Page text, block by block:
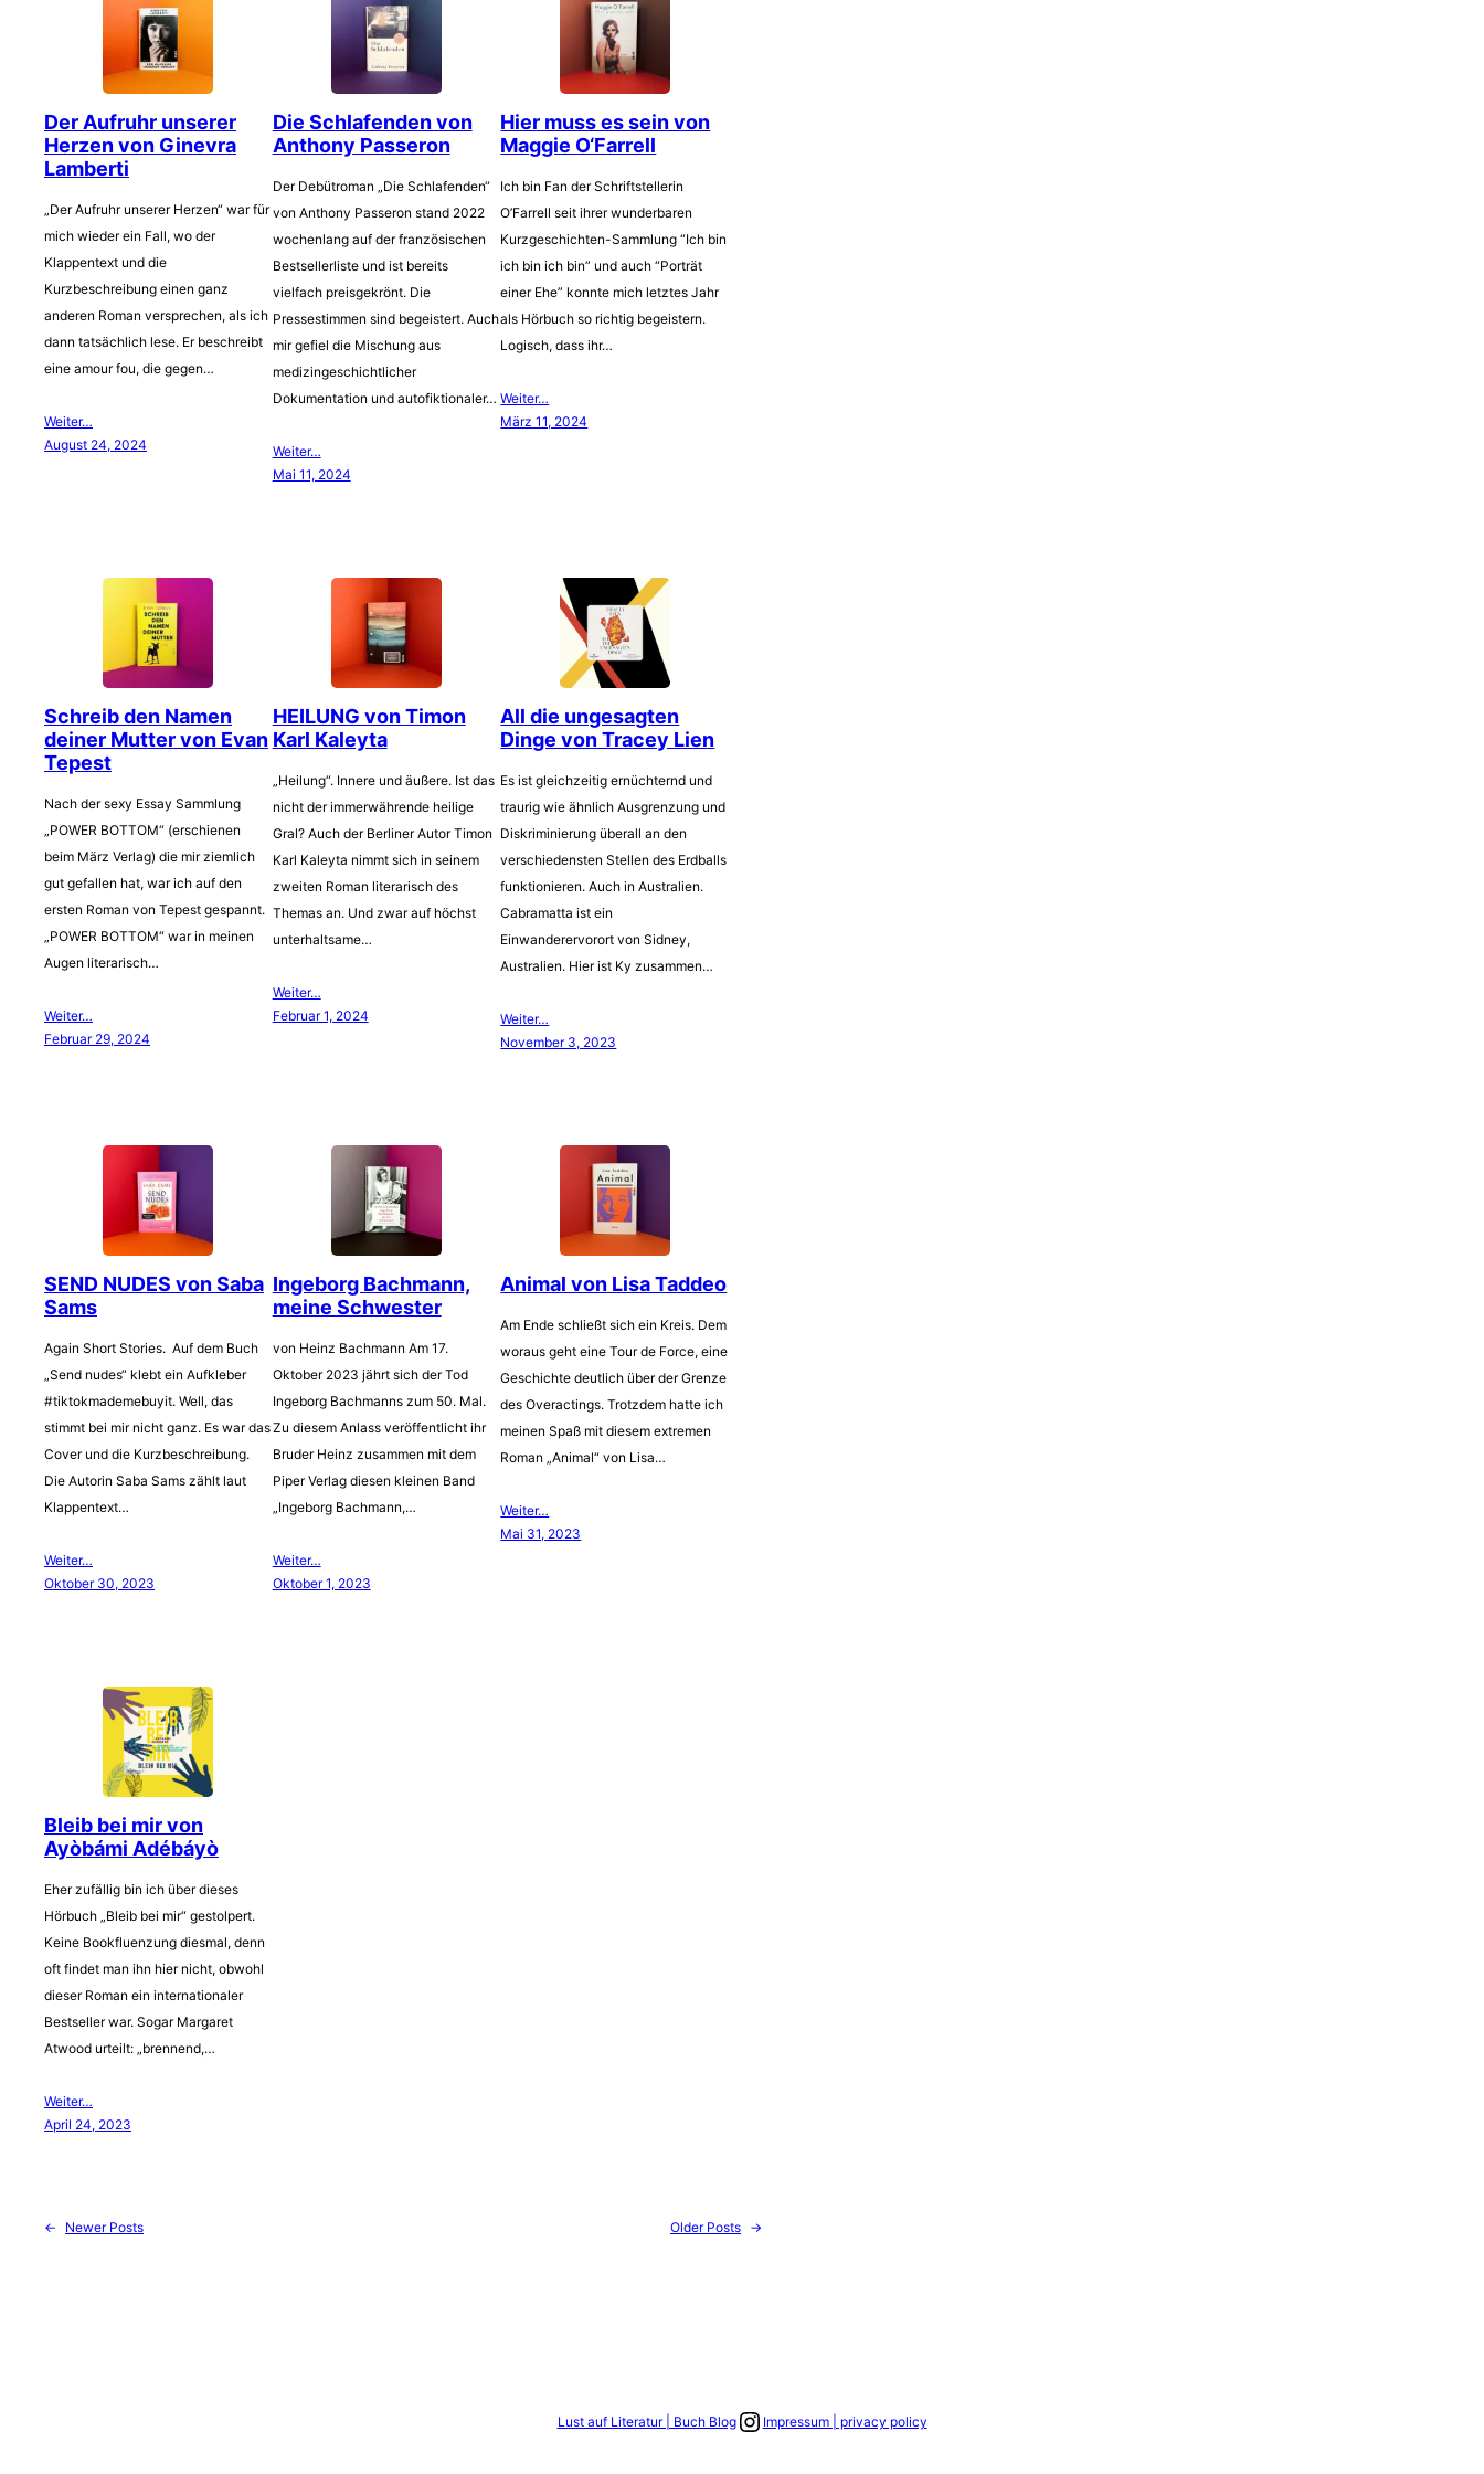
Der Aufruhr unserer
Herzen von Ginevra
Lamberti
„Der Aufruhr unserer Herzen“ war für
mich wieder ein Fall, wo der
Klappentext und die
Kurzbeschreibung einen ganz
anderen Roman versprechen, als ich
dann tatsächlich lese. Er beschreibt
eine amour fou, die gegen…
Weiter…
August 24, 2024
Die Schlafenden von
Anthony Passeron
Der Debütroman „Die Schlafenden“
von Anthony Passeron stand 2022
wochenlang auf der französischen
Bestsellerliste und ist bereits
vielfach preisgekrönt. Die
Pressestimmen sind begeistert. Auch
mir gefiel die Mischung aus
medizingeschichtlicher
Dokumentation und autofiktionaler…
Weiter…
Mai 11, 2024
Hier muss es sein von
Maggie O‘Farrell
Ich bin Fan der Schriftstellerin
O’Farrell seit ihrer wunderbaren
Kurzgeschichten-Sammlung “Ich bin
ich bin ich bin” und auch “Porträt
einer Ehe” konnte mich letztes Jahr
als Hörbuch so richtig begeistern.
Logisch, dass ihr…
Weiter…
März 11, 2024
Schreib den Namen
deiner Mutter von Evan
Tepest
Nach der sexy Essay Sammlung
„POWER BOTTOM“ (erschienen
beim März Verlag) die mir ziemlich
gut gefallen hat, war ich auf den
ersten Roman von Tepest gespannt.
„POWER BOTTOM“ war in meinen
Augen literarisch…
Weiter…
Februar 29, 2024
HEILUNG von Timon
Karl Kaleyta
„Heilung“. Innere und äußere. Ist das
nicht der immerwährende heilige
Gral? Auch der Berliner Autor Timon
Karl Kaleyta nimmt sich in seinem
zweiten Roman literarisch des
Themas an. Und zwar auf höchst
unterhaltsame…
Weiter…
Februar 1, 2024
All die ungesagten
Dinge von Tracey Lien
Es ist gleichzeitig ernüchternd und
traurig wie ähnlich Ausgrenzung und
Diskriminierung überall an den
verschiedensten Stellen des Erdballs
funktionieren. Auch in Australien.
Cabramatta ist ein
Einwanderervorort von Sidney,
Australien. Hier ist Ky zusammen…
Weiter…
November 3, 2023
SEND NUDES von Saba
Sams
Again Short Stories. Auf dem Buch
„Send nudes“ klebt ein Aufkleber
#tiktokmademebuyit. Well, das
stimmt bei mir nicht ganz. Es war das
Cover und die Kurzbeschreibung.
Die Autorin Saba Sams zählt laut
Klappentext…
Weiter…
Oktober 30, 2023
Ingeborg Bachmann,
meine Schwester
von Heinz Bachmann Am 17.
Oktober 2023 jährt sich der Tod
Ingeborg Bachmanns zum 50. Mal.
Zu diesem Anlass veröffentlicht ihr
Bruder Heinz zusammen mit dem
Piper Verlag diesen kleinen Band
„Ingeborg Bachmann,…
Weiter…
Oktober 1, 2023
Animal von Lisa Taddeo
Am Ende schließt sich ein Kreis. Dem
woraus geht eine Tour de Force, eine
Geschichte deutlich über der Grenze
des Overactings. Trotzdem hatte ich
meinen Spaß mit diesem extremen
Roman „Animal“ von Lisa…
Weiter…
Mai 31, 2023
Bleib bei mir von
Ayòbámi Adébáyò
Eher zufällig bin ich über dieses
Hörbuch „Bleib bei mir“ gestolpert.
Keine Bookfluenzung diesmal, denn
oft findet man ihn hier nicht, obwohl
dieser Roman ein internationaler
Bestseller war. Sogar Margaret
Atwood urteilt: „brennend,…
Weiter…
April 24, 2023
← Newer Posts Older Posts →
Lust auf Literatur | Buch BlogLink zum Instagram Account
Impressum | privacy policy